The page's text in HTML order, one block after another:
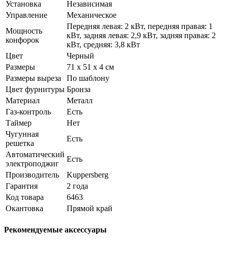
Установка
Независимая
Управление
Механическое
Мощность
конфорок
Передняя левая: 2 кВт, передняя правая: 1
кВт, задняя левая: 2,9 кВт, задняя правая: 2
кВт, средняя: 3,8 кВт
Цвет
Черный
Размеры
71 х 51 x 4 см
Размеры выреза
По шаблону
Цвет фурнитуры Бронза
Материал
Металл
Газ-контроль
Есть
Таймер
Нет
Чугунная
решетка
Есть
Автоматический
электроподжиг
Есть
Производитель
Kuppersberg
Гарантия
2 года
Код товара
6463
Окантовка
Прямой край
Рекомендуемые аксессуары